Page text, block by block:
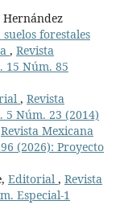
Hernández
forestales
, Revista
15 Núm. 85
, Revista
5 Núm. 23 (2014)
Revista Mexicana
(2026): Proyecto
Editorial , Revista
Especial-1